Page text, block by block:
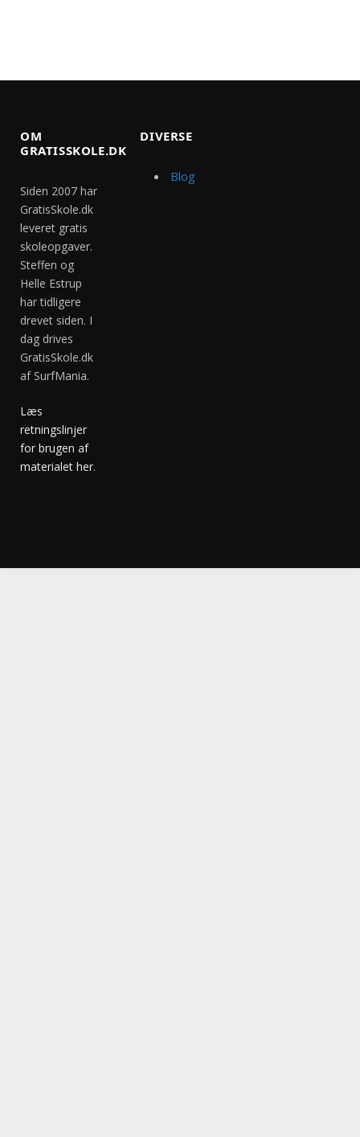
OM
GRATISSKOLE.DK
Siden 2007 har
GratisSkole.dk
leveret gratis
skoleopgaver.
Steffen og
Helle Estrup
har tidligere
drevet siden. I
dag drives
GratisSkole.dk
af SurfMania.
Læs
retningslinjer
for brugen af
materialet her.
DIVERSE
Blog